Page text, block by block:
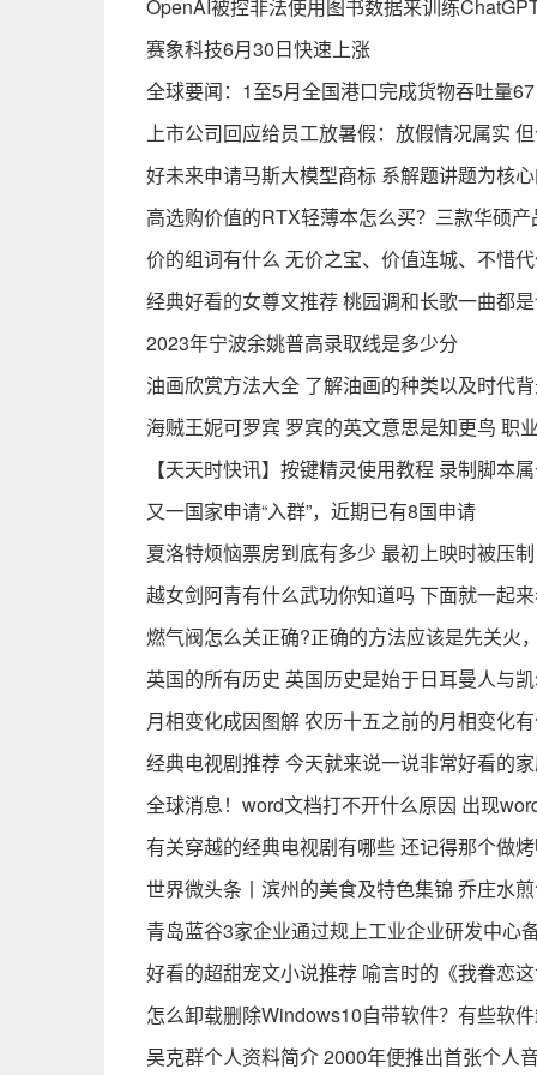
OpenAI被控非法使用图书数据来训练
赛象科技6月30日快速上涨
全球要闻：1至5月全国港口完成货物吞吐量
上市公司回应给员工放暑假：放假情况属实
好未来申请马斯大模型商标 系解题讲题为核
高选购价值的RTX轻薄本怎么买？三款华硕
价的组词有什么 无价之宝、价值连城、不惜
经典好看的女尊文推荐 桃园调和长歌一曲都
2023年宁波余姚普高录取线是多少分
油画欣赏方法大全 了解油画的种类以及时代
海贼王妮可罗宾 罗宾的英文意思是知更鸟 职
【天天时快讯】按键精灵使用教程 录制脚本
又一国家申请“入群”，近期已有8国申请
夏洛特烦恼票房到底有多少 最初上映时被压
越女剑阿青有什么武功你知道吗 下面就一起
燃气阀怎么关正确?正确的方法应该是先关火
英国的所有历史 英国历史是始于日耳曼人与
月相变化成因图解 农历十五之前的月相变化
经典电视剧推荐 今天就来说一说非常好看的
全球消息！word文档打不开什么原因 出现
有关穿越的经典电视剧有哪些 还记得那个做
世界微头条丨滨州的美食及特色集锦 乔庄水
青岛蓝谷3家企业通过规上工业企业研发中心
好看的超甜宠文小说推荐 喻言时的《我眷恋
怎么卸载删除Windows10自带软件？有些软
吴克群个人资料简介 2000年便推出首张个人